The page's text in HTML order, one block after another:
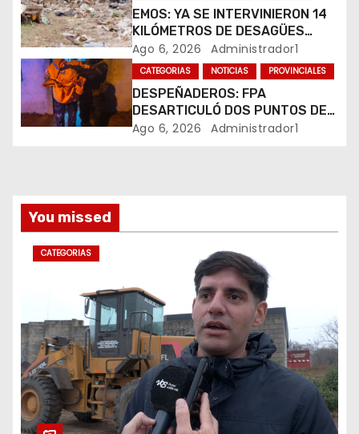
r
a
d
a
EMOS: YA SE INTERVINIERON 14
KILÓMETROS DE DESAGÜES
PLUVIALES
Ago 6, 2026 Administrador1
CATEGORIAS NOTICIAS PROVINCIALES
DESPEÑADEROS: FPA
DESARTICULÓ DOS PUNTOS DE
VENTA DE DROGAS. TRES
Ago 6, 2026 Administrador1
You missed
CATEGORIAS